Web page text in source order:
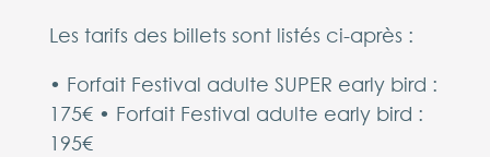
Les tarifs des billets sont listés ci-après :
• Forfait Festival adulte SUPER early bird :
175€ • Forfait Festival adulte early bird :
195€